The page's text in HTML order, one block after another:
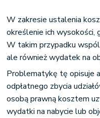
W zakresie ustalenia
określenie ich wysokości,
W takim przypadku
ale również wydatek na
Problematykę tę opisuje
odpłatnego zbycia
osobą prawną kosztem
wydatki na nabycie lub